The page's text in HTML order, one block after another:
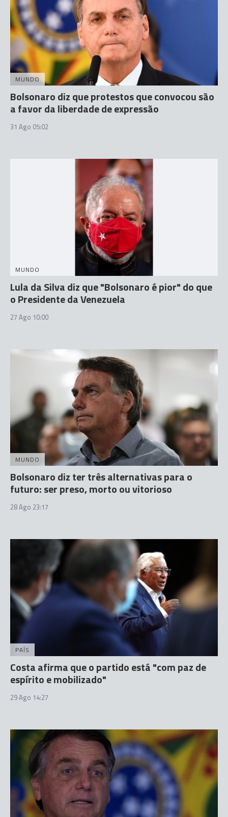
MUNDO
Bolsonaro diz que protestos que convocou são
a favor da liberdade de expressão
31 Ago 05:02
MUNDO
Lula da Silva diz que "Bolsonaro é pior" do que
o Presidente da Venezuela
27 Ago 10:00
MUNDO
Bolsonaro diz ter três alternativas para o
futuro: ser preso, morto ou vitorioso
28 Ago 23:17
PAÍS
Costa afirma que o partido está "com paz de
espírito e mobilizado"
29 Ago 14:27